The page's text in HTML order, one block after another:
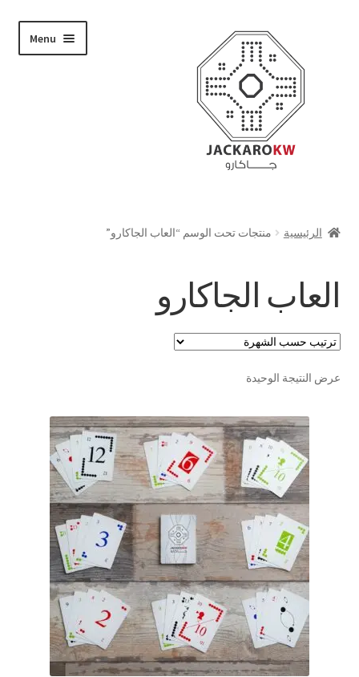
navigation
content
Menu
حسابي
الدفع
تواصل معنا
العربية
الرئيسية منتجات تحت الوسم “العاب الجاكارو”
العاب الجاكارو
عرض النتيجة الوحيدة